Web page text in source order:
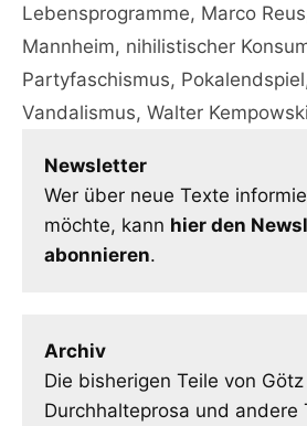
Lebensprogramme, Marco Reus
Mannheim, nihilistischer
Partyfaschismus, Pokalendspiel
Vandalismus, Walter Kempowski
Newsletter
Wer über neue Texte
möchte, kann hier den
abonnieren.
Archiv
Die bisherigen Teile von
Durchhalteprosa und andere